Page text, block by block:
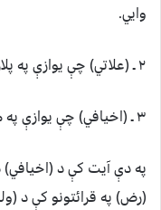
وايي.
٢ ـ (علاتي) چې يوازې په پلار کې سره شريکان وي.
٣ ـ (اخيافي) چې يوازې په مور کې سره شريکان وي.
په دې آيت کې د
(رض) په قرائتونو کې د